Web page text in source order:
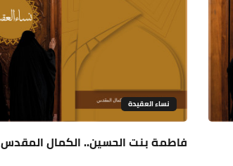
نساء العقيدة
فاطمة بنت الحسين.. الكمال المقدس